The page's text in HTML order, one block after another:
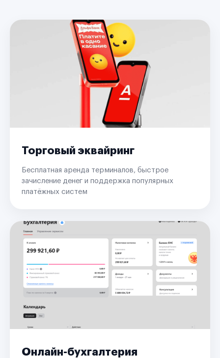
Торговый эквайринг
Бесплатная аренда терминалов, быстрое
зачисление денег и поддержка популярных
платёжных систем
Онлайн-бухгалтерия